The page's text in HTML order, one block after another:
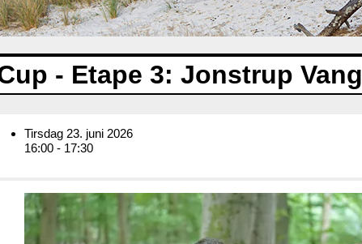
- Etape 3: Jonstrup Vang
Tirsdag 23. juni 2026
16:00 - 17:30